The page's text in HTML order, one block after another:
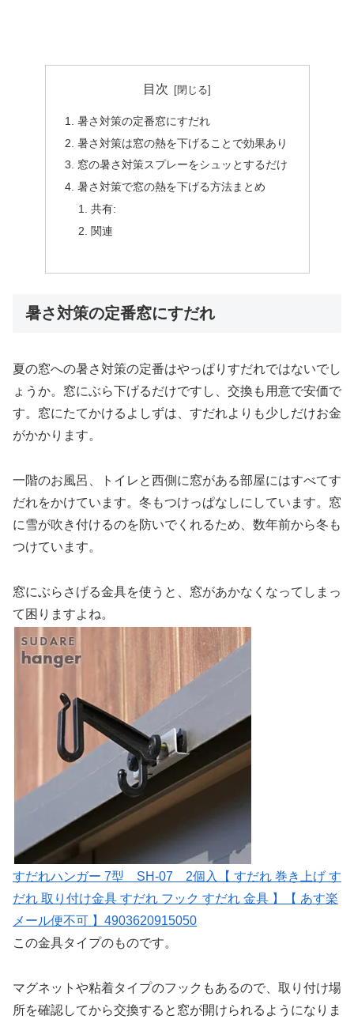
目次
暑さ対策の定番窓にすだれ
暑さ対策は窓の熱を下げることで効果あり
窓の暑さ対策スプレーをシュッとするだけ
暑さ対策で窓の熱を下げる方法まとめ
共有:
関連
暑さ対策の定番窓にすだれ
夏の窓への暑さ対策の定番はやっぱりすだれではないでし
ょうか。窓にぶら下げるだけですし、交換も用意で安価で
す。窓にたてかけるよしずは、すだれよりも少しだけお金
がかかります。
一階のお風呂、トイレと西側に窓がある部屋にはすべてす
だれをかけています。冬もつけっぱなしにしています。窓
に雪が吹き付けるのを防いでくれるため、数年前から冬も
つけています。
窓にぶらさげる金具を使うと、窓があかなくなってしまっ
て困りますよね。
すだれハンガー 7型 SH‐07 2個入【 すだれ 巻き上げ す
だれ 取り付け金具 すだれ フック すだれ 金具 】【 あす楽
メール便不可 】4903620915050
この金具タイプのものです。
マグネットや粘着タイプのフックもあるので、取り付け場
所を確認してから交換すると窓が開けられるようになりま